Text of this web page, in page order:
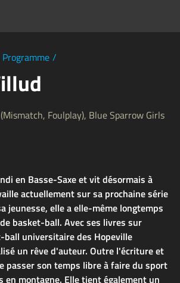
Programme /
Foulplay), Blue Sparrow Girls
en Basse-Saxe et vit désormais à
actuellement sur sa prochaine série
jeunesse, elle a elle-même longtemps
basket-ball. Avec ses livres sur
ball universitaire des Hopeville
un rêve d'auteur. Outre l'écriture et
passer son temps libre à faire du sport
en montagne. Elle tient également un